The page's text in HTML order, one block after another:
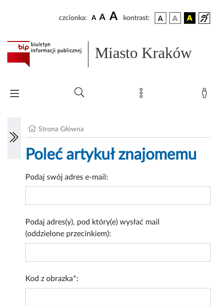
czcionka: A A A kontrast:
Miasto Kraków
Strona Główna
Poleć artykuł znajomemu
Podaj swój adres e-mail:
Podaj adres(y), pod który(e) wysłać mail
(oddzielone przecinkiem):
Kod z obrazka*: